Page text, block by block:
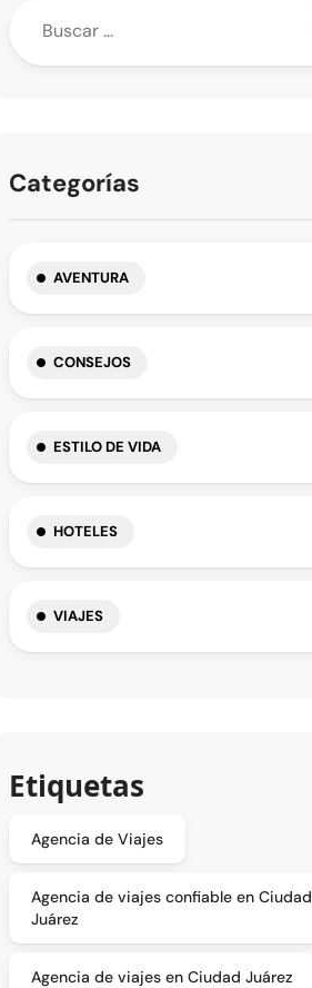
Categorías
AVENTURA
CONSEJOS
ESTILO DE VIDA
HOTELES
VIAJES
Etiquetas
Agencia de Viajes
Agencia de viajes confiable en Ciudad
Juárez
Agencia de viajes en Ciudad Juárez